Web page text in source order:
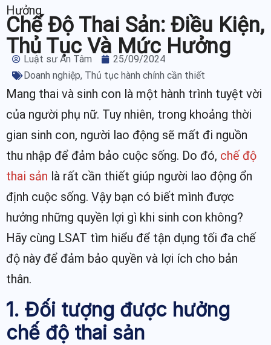
Hưởng
Chế Độ Thai Sản: Điều Kiện,
Thủ Tục Và Mức Hưởng
Luật sư An Tâm
25/09/2024
Doanh nghiệp, Thủ tục hành chính cần thiết
Mang thai và sinh con là một hành trình tuyệt vời
của người phụ nữ. Tuy nhiên, trong khoảng thời
gian sinh con, người lao động sẽ mất đi nguồn
thu nhập để đảm bảo cuộc sống. Do đó, chế độ
thai sản là rất cần thiết giúp người lao động ổn
định cuộc sống. Vậy bạn có biết mình được
hưởng những quyền lợi gì khi sinh con không?
Hãy cùng LSAT tìm hiểu để tận dụng tối đa chế
độ này để đảm bảo quyền và lợi ích cho bản
thân.
1. Đối tượng được hưởng
chế độ thai sản